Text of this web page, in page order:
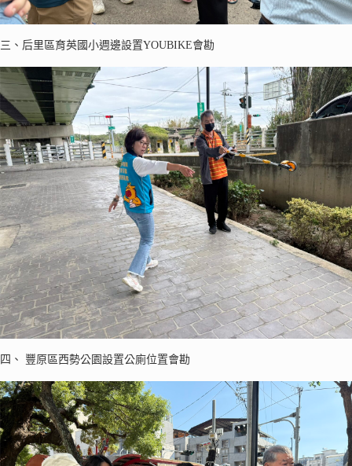
三、后里區育英國小週邊設置YOUBIKE會勘
四、 豐原區西勢公園設置公廁位置會勘